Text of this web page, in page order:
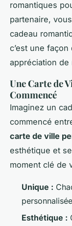
romantiques
partenaire,
cadeau
c’est une
appréciation de
Une Carte de
Commencé
Imaginez un
commencé
carte de ville
esthétique et
moment clé de
Unique :
Esthétique :